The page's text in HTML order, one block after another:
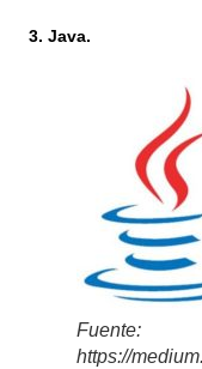
3. Java.
Fuente:
https://